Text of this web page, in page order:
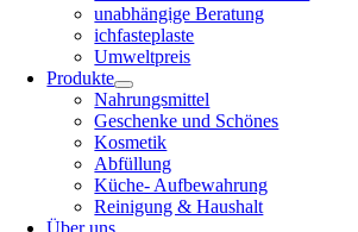
unabhängige Beratung
ichfasteplaste
Umweltpreis
Produkte
Nahrungsmittel
Geschenke und Schönes
Kosmetik
Abfüllung
Küche- Aufbewahrung
Reinigung & Haushalt
Über uns